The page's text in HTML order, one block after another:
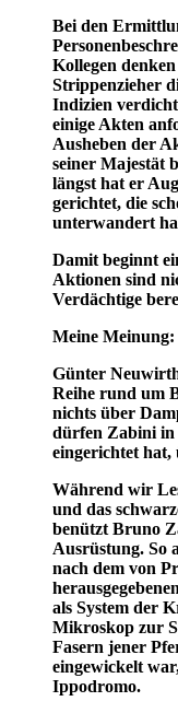
Bei den
Kollegen
Strippenzieher
Indizien
einige Akten
Ausheben der
seiner Majestät
längst hat er
gerichtet, die
unterwandert
Damit beginnt
Aktionen sind
Verdächtige
Meine Meinung:
Günter
Reihe rund um
nichts über
dürfen Zabini in
eingerichtet hat,
Während wir
und das
benützt Bruno
Ausrüstung. So
nach dem von
als System der
Mikroskop zur
Fasern jener
eingewickelt
Ippodromo.